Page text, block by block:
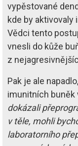
vypěstované
kde by
Vědci tento
vnesli do kůže
z
Pak je ale
imunitních buněk
dokázali
v těle, mohli
laboratorního